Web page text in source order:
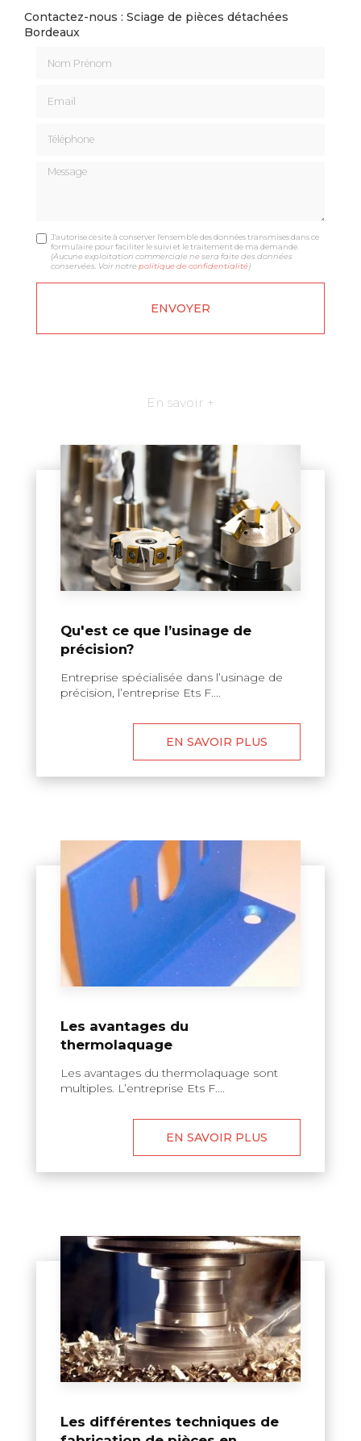
Contactez-nous : Sciage de pièces détachées
Bordeaux
Message
J'autorise ce site à conserver l'ensemble des données transmises dans ce
formulaire pour faciliter le suivi et le traitement de ma demande.
(Aucune exploitation commerciale ne sera faite des données
conservées. Voir notrepolitique de confidentialité)
En savoir +
Qu'est ce que l’usinage de
précision?
Entreprise spécialisée dans l’usinage de
précision, l’entreprise Ets F....
EN SAVOIR PLUS
Les avantages du
thermolaquage
Les avantages du thermolaquage sont
multiples. L’entreprise Ets F....
EN SAVOIR PLUS
Les différentes techniques de